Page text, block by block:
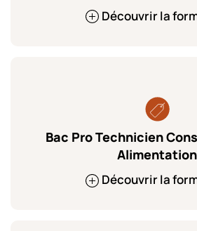
Découvrir la
Bac Pro Technicien
Alimentation
Découvrir la